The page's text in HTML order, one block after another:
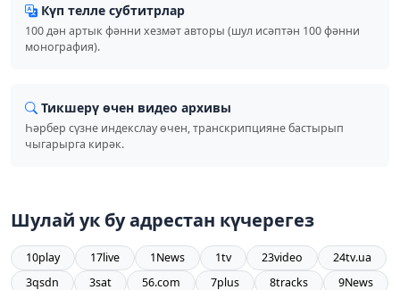
Күп телле субтитрлар
100 дән артык фәнни хезмәт авторы (шул исәптән 100 фәнни
монография).
Тикшерү өчен видео архивы
Һәрбер сүзне индекслау өчен, транскрипцияне бастырып
чыгарырга кирәк.
Шулай ук бу адрестан күчерегез
10play 17live 1News 1tv 23video
24tv.ua
3qsdn
3sat 56.com 7plus 8tracks 9News